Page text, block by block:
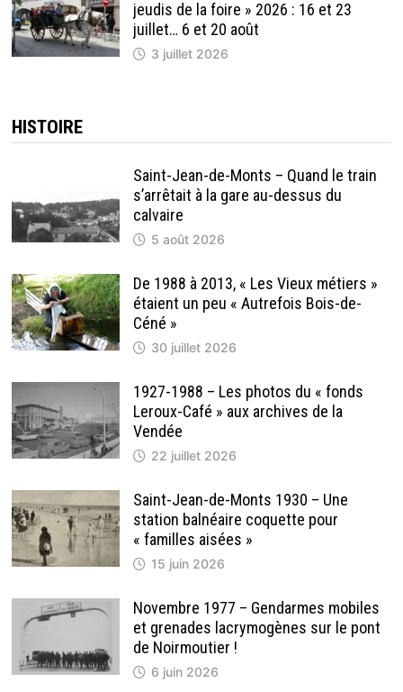
jeudis de la foire » 2026 : 16 et 23
juillet… 6 et 20 août
3 juillet 2026
HISTOIRE
Saint-Jean-de-Monts – Quand le train
s’arrêtait à la gare au-dessus du
calvaire
5 août 2026
De 1988 à 2013, « Les Vieux métiers »
étaient un peu « Autrefois Bois-de-
Céné »
30 juillet 2026
1927-1988 – Les photos du « fonds
Leroux-Café » aux archives de la
Vendée
22 juillet 2026
Saint-Jean-de-Monts 1930 – Une
station balnéaire coquette pour
« familles aisées »
15 juin 2026
Novembre 1977 – Gendarmes mobiles
et grenades lacrymogènes sur le pont
de Noirmoutier !
6 juin 2026